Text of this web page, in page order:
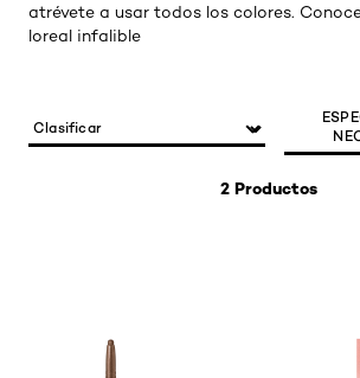
atrévete a usar todos los colores.
loreal infalible
2 Productos